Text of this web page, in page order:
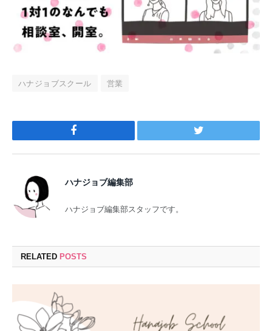
ハナジョブスクール 営業
Facebook Twitter
ハナジョブ編集部
ハナジョブ編集部スタッフです。
RELATED POSTS